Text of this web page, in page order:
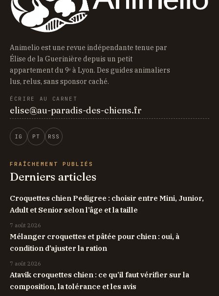
Animelio est une revue indépendante tenue par
Élise de la Guerinière depuis un petit
appartement du 9ᵉ à Lyon. Des guides animaliers
lus, relus, sans sponsor caché.
ÉCRIRE AU CARNET
elise@au-paradis-des-chiens.fr
IG PT RSS
FRAÎCHEMENT PUBLIÉS
Derniers articles
Croquettes chien Pedigree : choisir entre Mini, Junior,
Adult et Senior selon l’âge et la taille
7 août 2026
Mélanger croquettes et pâtée pour chien : oui, à
condition d’ajuster la ration
7 août 2026
Atavik croquettes chien : ce qu’il faut vérifier sur la
composition, la tolérance et les avis